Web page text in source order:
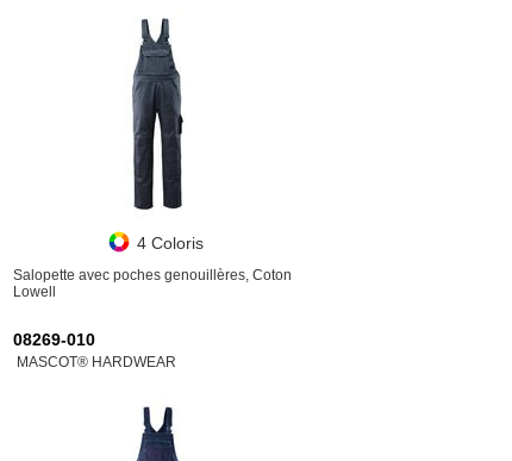
4 Coloris
Salopette avec poches genouillères, Coton
Lowell
08269-010
MASCOT® HARDWEAR